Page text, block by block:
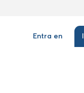
Entra en